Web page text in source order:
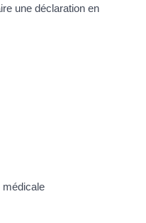
une déclaration en
médicale